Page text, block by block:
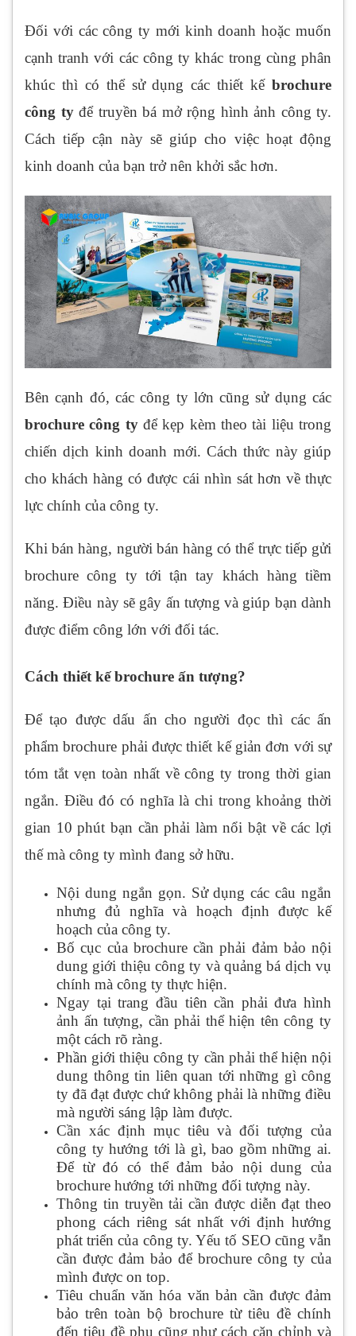
Đối với các công ty mới kinh doanh hoặc muốn
cạnh tranh với các công ty khác trong cùng phân
khúc thì có thể sử dụng các thiết kế brochure
công ty để truyền bá mở rộng hình ảnh công ty.
Cách tiếp cận này sẽ giúp cho việc hoạt động
kinh doanh của bạn trở nên khởi sắc hơn.
Bên cạnh đó, các công ty lớn cũng sử dụng các
brochure công ty để kẹp kèm theo tài liệu trong
chiến dịch kinh doanh mới. Cách thức này giúp
cho khách hàng có được cái nhìn sát hơn về thực
lực chính của công ty.
Khi bán hàng, người bán hàng có thể trực tiếp gửi
brochure công ty tới tận tay khách hàng tiềm
năng. Điều này sẽ gây ấn tượng và giúp bạn dành
được điểm công lớn với đối tác.
Cách thiết kế brochure ấn tượng?
Để tạo được dấu ấn cho người đọc thì các ấn
phẩm brochure phải được thiết kế giản đơn với sự
tóm tắt vẹn toàn nhất về công ty trong thời gian
ngắn. Điều đó có nghĩa là chi trong khoảng thời
gian 10 phút bạn cần phải làm nổi bật về các lợi
thế mà công ty mình đang sở hữu.
Nội dung ngắn gọn. Sử dụng các câu ngắn
nhưng đủ nghĩa và hoạch định được kế
hoạch của công ty.
Bố cục của brochure cần phải đảm bảo nội
dung giới thiệu công ty và quảng bá dịch vụ
chính mà công ty thực hiện.
Ngay tại trang đầu tiên cần phải đưa hình
ảnh ấn tượng, cần phải thể hiện tên công ty
một cách rõ ràng.
Phần giới thiệu công ty cần phải thể hiện nội
dung thông tin liên quan tới những gì công
ty đã đạt được chứ không phải là những điều
mà người sáng lập làm được.
Cần xác định mục tiêu và đối tượng của
công ty hướng tới là gì, bao gồm những ai.
Để từ đó có thể đảm bảo nội dung của
brochure hướng tới những đối tượng này.
Thông tin truyền tải cần được diễn đạt theo
phong cách riêng sát nhất với định hướng
phát triển của công ty. Yếu tố SEO cũng vẫn
cần được đảm bảo để brochure công ty của
mình được on top.
Tiêu chuẩn văn hóa văn bản cần được đảm
bảo trên toàn bộ brochure từ tiêu đề chính
đến tiêu đề phụ cũng như cách căn chỉnh và